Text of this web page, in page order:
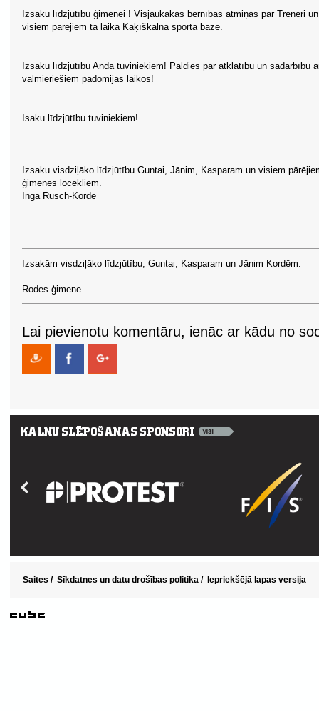
Izsaku līdzjūtību ģimenei ! Visjaukākās bērnības atmiņas par Treneri un
visiem pārējiem tā laika Kaķīškalna sporta bāzē.
Izsaku līdzjūtību Anda tuviniekiem! Paldies par atklātību un sadarbību
valmieriešiem padomijas laikos!
Isaku līdzjūtību tuviniekiem!
Izsaku visdziļāko līdzjūtību Guntai, Jānim, Kasparam un visiem
ģimenes locekliem.
Inga Rusch-Korde
Izsakām visdziļāko līdzjūtību, Guntai, Kasparam un Jānim Kordēm.
Rodes ģimene
Lai pievienotu komentāru, ienāc ar kādu no
Saites / Sīkdatnes un datu drošības politika / Iepriekšējā lapas versija